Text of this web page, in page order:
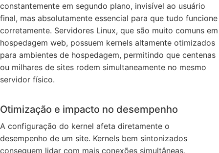
constantemente em segundo plano, invisível ao usuário
final, mas absolutamente essencial para que tudo funcione
corretamente. Servidores Linux, que são muito comuns em
hospedagem web, possuem kernels altamente otimizados
para ambientes de hospedagem, permitindo que centenas
ou milhares de sites rodem simultaneamente no mesmo
servidor físico.
Otimização e impacto no desempenho
A configuração do kernel afeta diretamente o
desempenho de um site. Kernels bem sintonizados
conseguem lidar com mais conexões simultâneas,